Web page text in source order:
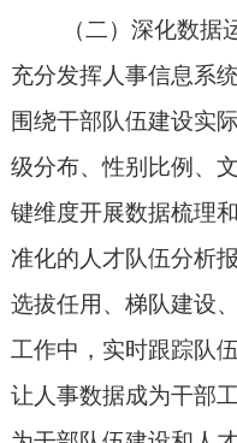
（二） 深化数据
充分发挥人事信息系
围绕干部队伍建设实
级分布、性别比例、
键维度开展数据梳理
准化的人才队伍分析
选拔任用、梯队建设
工作中，实时跟踪队
让人事数据成为干部